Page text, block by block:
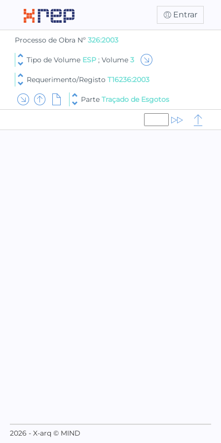
Entrar
Processo de Obra Nº 326:2003
Tipo de Volume ESP ; Volume 3
Requerimento/Registo T16236:2003
Parte Traçado de Esgotos
2026 - X-arq © MIND